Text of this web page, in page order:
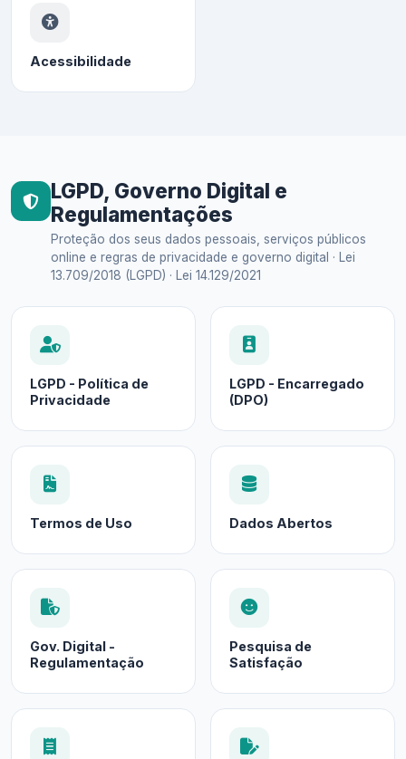
Acessibilidade
LGPD, Governo Digital e
Regulamentações
Proteção dos seus dados pessoais, serviços públicos
online e regras de privacidade e governo digital · Lei
13.709/2018 (LGPD) · Lei 14.129/2021
LGPD - Política de
Privacidade
LGPD - Encarregado
(DPO)
Termos de Uso Dados Abertos
Gov. Digital -
Regulamentação
Pesquisa de
Satisfação